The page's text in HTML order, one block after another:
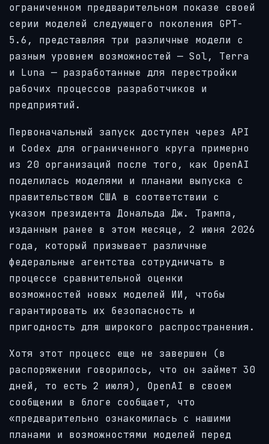
ограниченном предварительном показе своей
серии моделей следующего поколения GPT-
5.6, представляя три различные модели с
разным уровнем возможностей — Sol, Terra
и Luna — разработанные для перестройки
рабочих процессов разработчиков и
предприятий.
Первоначальный запуск доступен через API
и Codex для ограниченного круга примерно
из 20 организаций после того, как OpenAI
поделилась моделями и планами выпуска с
правительством США в соответствии с
указом президента Дональда Дж. Трампа,
изданным ранее в этом месяце, 2 июня 2026
года, который призывает различные
федеральные агентства сотрудничать в
процессе сравнительной оценки
возможностей новых моделей ИИ, чтобы
гарантировать их безопасность и
пригодность для широкого распространения.
Хотя этот процесс еще не завершен (в
распоряжении говорилось, что он займет 30
дней, то есть 2 июля), OpenAI в своем
сообщении в блоге сообщает, что
«предварительно ознакомилась с нашими
планами и возможностями моделей перед